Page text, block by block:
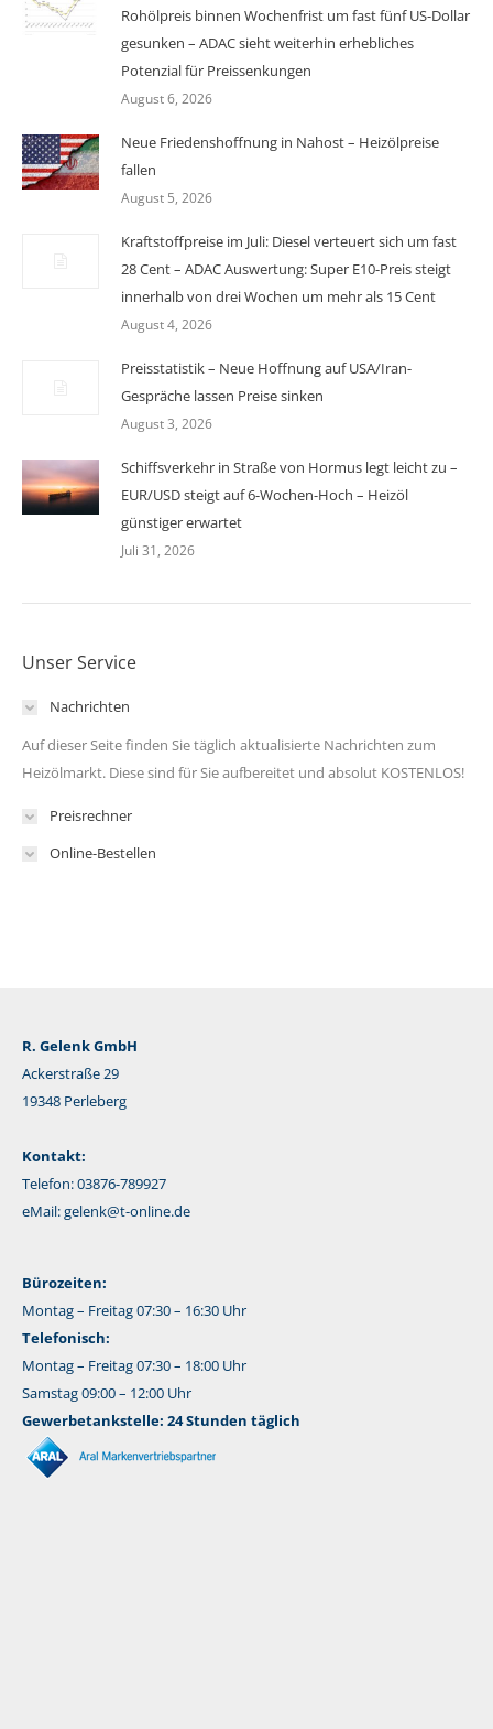
Rohölpreis binnen Wochenfrist um fast fünf US-Dollar
gesunken – ADAC sieht weiterhin erhebliches
Potenzial für Preissenkungen
August 6, 2026
Neue Friedenshoffnung in Nahost – Heizölpreise
fallen
August 5, 2026
Kraftstoffpreise im Juli: Diesel verteuert sich um fast
28 Cent – ADAC Auswertung: Super E10-Preis steigt
innerhalb von drei Wochen um mehr als 15 Cent
August 4, 2026
Preisstatistik – Neue Hoffnung auf USA/Iran-
Gespräche lassen Preise sinken
August 3, 2026
Schiffsverkehr in Straße von Hormus legt leicht zu –
EUR/USD steigt auf 6-Wochen-Hoch – Heizöl
günstiger erwartet
Juli 31, 2026
Unser Service
Nachrichten
Auf dieser Seite finden Sie täglich aktualisierte Nachrichten zum
Heizölmarkt. Diese sind für Sie aufbereitet und absolut KOSTENLOS!
Preisrechner
Online-Bestellen
R. Gelenk GmbH
Ackerstraße 29
19348 Perleberg
Kontakt:
Telefon: 03876-789927
eMail:gelenk@t-online.de
Bürozeiten:
Montag – Freitag 07:30 – 16:30 Uhr
Telefonisch:
Montag – Freitag 07:30 – 18:00 Uhr
Samstag 09:00 – 12:00 Uhr
Gewerbetankstelle: 24 Stunden täglich